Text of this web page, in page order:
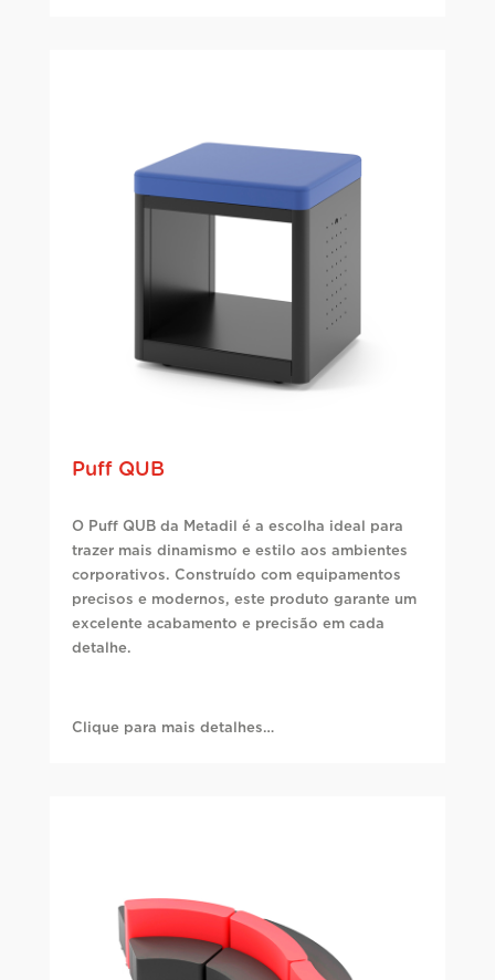
Puff QUB
O Puff QUB da Metadil é a escolha ideal para
trazer mais dinamismo e estilo aos ambientes
corporativos. Construído com equipamentos
precisos e modernos, este produto garante um
excelente acabamento e precisão em cada
detalhe.
Clique para mais detalhes…